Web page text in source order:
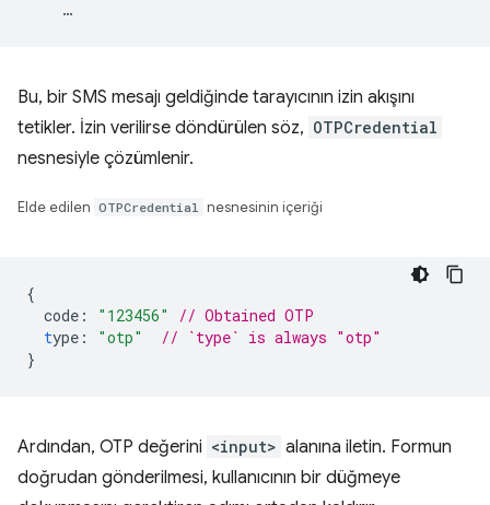
Bu, bir SMS mesajı geldiğinde tarayıcının izin akışını
tetikler. İzin verilirse döndürülen söz, OTPCredential
nesnesiyle çözümlenir.
Elde edilen OTPCredential nesnesinin içeriği
{
code : "123456"
// Obtained OTP
type : "otp"
// `type` is always "otp"
}
Ardından, OTP değerini <input> alanına iletin. Formun
doğrudan gönderilmesi, kullanıcının bir düğmeye